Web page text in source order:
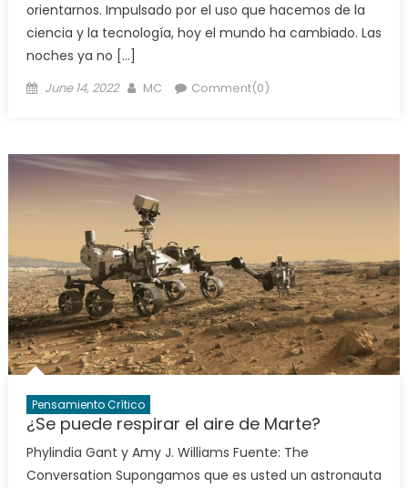
orientarnos. Impulsado por el uso que hacemos de la
ciencia y la tecnología, hoy el mundo ha cambiado. Las
noches ya no […]
Posted
June 14, 2022 Author
MC Comment(0)
Pensamiento Crítico
¿Se puede respirar el aire de Marte?
Phylindia Gant y Amy J. Williams Fuente: The
Conversation Supongamos que es usted un astronauta